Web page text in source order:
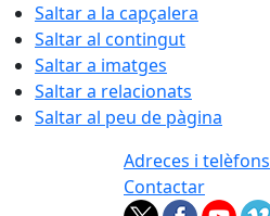
Saltar a la capçalera
Saltar al contingut
Saltar a imatges
Saltar a relacionats
Saltar al peu de pàgina
Adreces i telèfons
Contactar